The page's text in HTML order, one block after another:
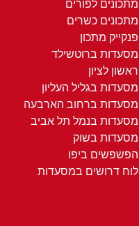
מתכונים לפורים
מתכונים כשרים
פנקייק מתכון
מסעדות ברוטשילד
ראשון לציון
מסעדות בגליל העליון
מסעדות ברחוב הארבעה
מסעדות בנמל תל אביב
מסעדות בשוק
הפשפשים ביפו
לוח דרושים במסעדות